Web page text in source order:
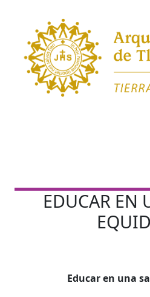
EDUCAR EN
Educar en una